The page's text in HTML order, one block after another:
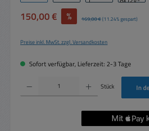
Verkaufspreis:
150,00 € % Regulärer Preis:
169,00 €(11.24% gespart)
Preise inkl. MwSt. zzgl. Versandkosten
Sofort verfügbar, Lieferzeit: 2-3 Tage
Produkt Anzahl: Gib den gewünschten Wert ein oder
Stück In